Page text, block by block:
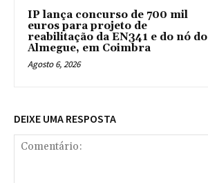
IP lança concurso de 700 mil
euros para projeto de
reabilitação da EN341 e do nó do
Almegue, em Coimbra
Agosto 6, 2026
DEIXE UMA RESPOSTA